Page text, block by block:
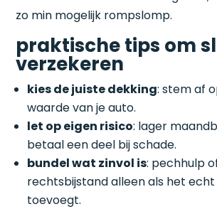
zo min mogelijk rompslomp.
praktische tips om
verzekeren
kies de juiste dekking: stem af
waarde van je auto.
let op eigen risico: lager
betaal een deel bij schade.
bundel wat zinvol is: pechhulp
rechtsbijstand alleen als het
toevoegt.